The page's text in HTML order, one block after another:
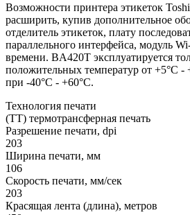
Возможности принтера этикеток
расширить, купив дополнительное
отделитель этикеток, плату
параллельного интерфейса, модуль
времени. BA420T эксплуатируется
положительных температур от +5°C -
при -40°C - +60°C.
Технология печати
(TT) термотрансферная печать
Разрешение печати, dpi
203
Ширина печати, мм
106
Скорость печати, мм/сек
203
Красящая лента (длина), метров